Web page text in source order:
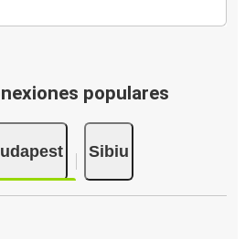
populares
Sibiu